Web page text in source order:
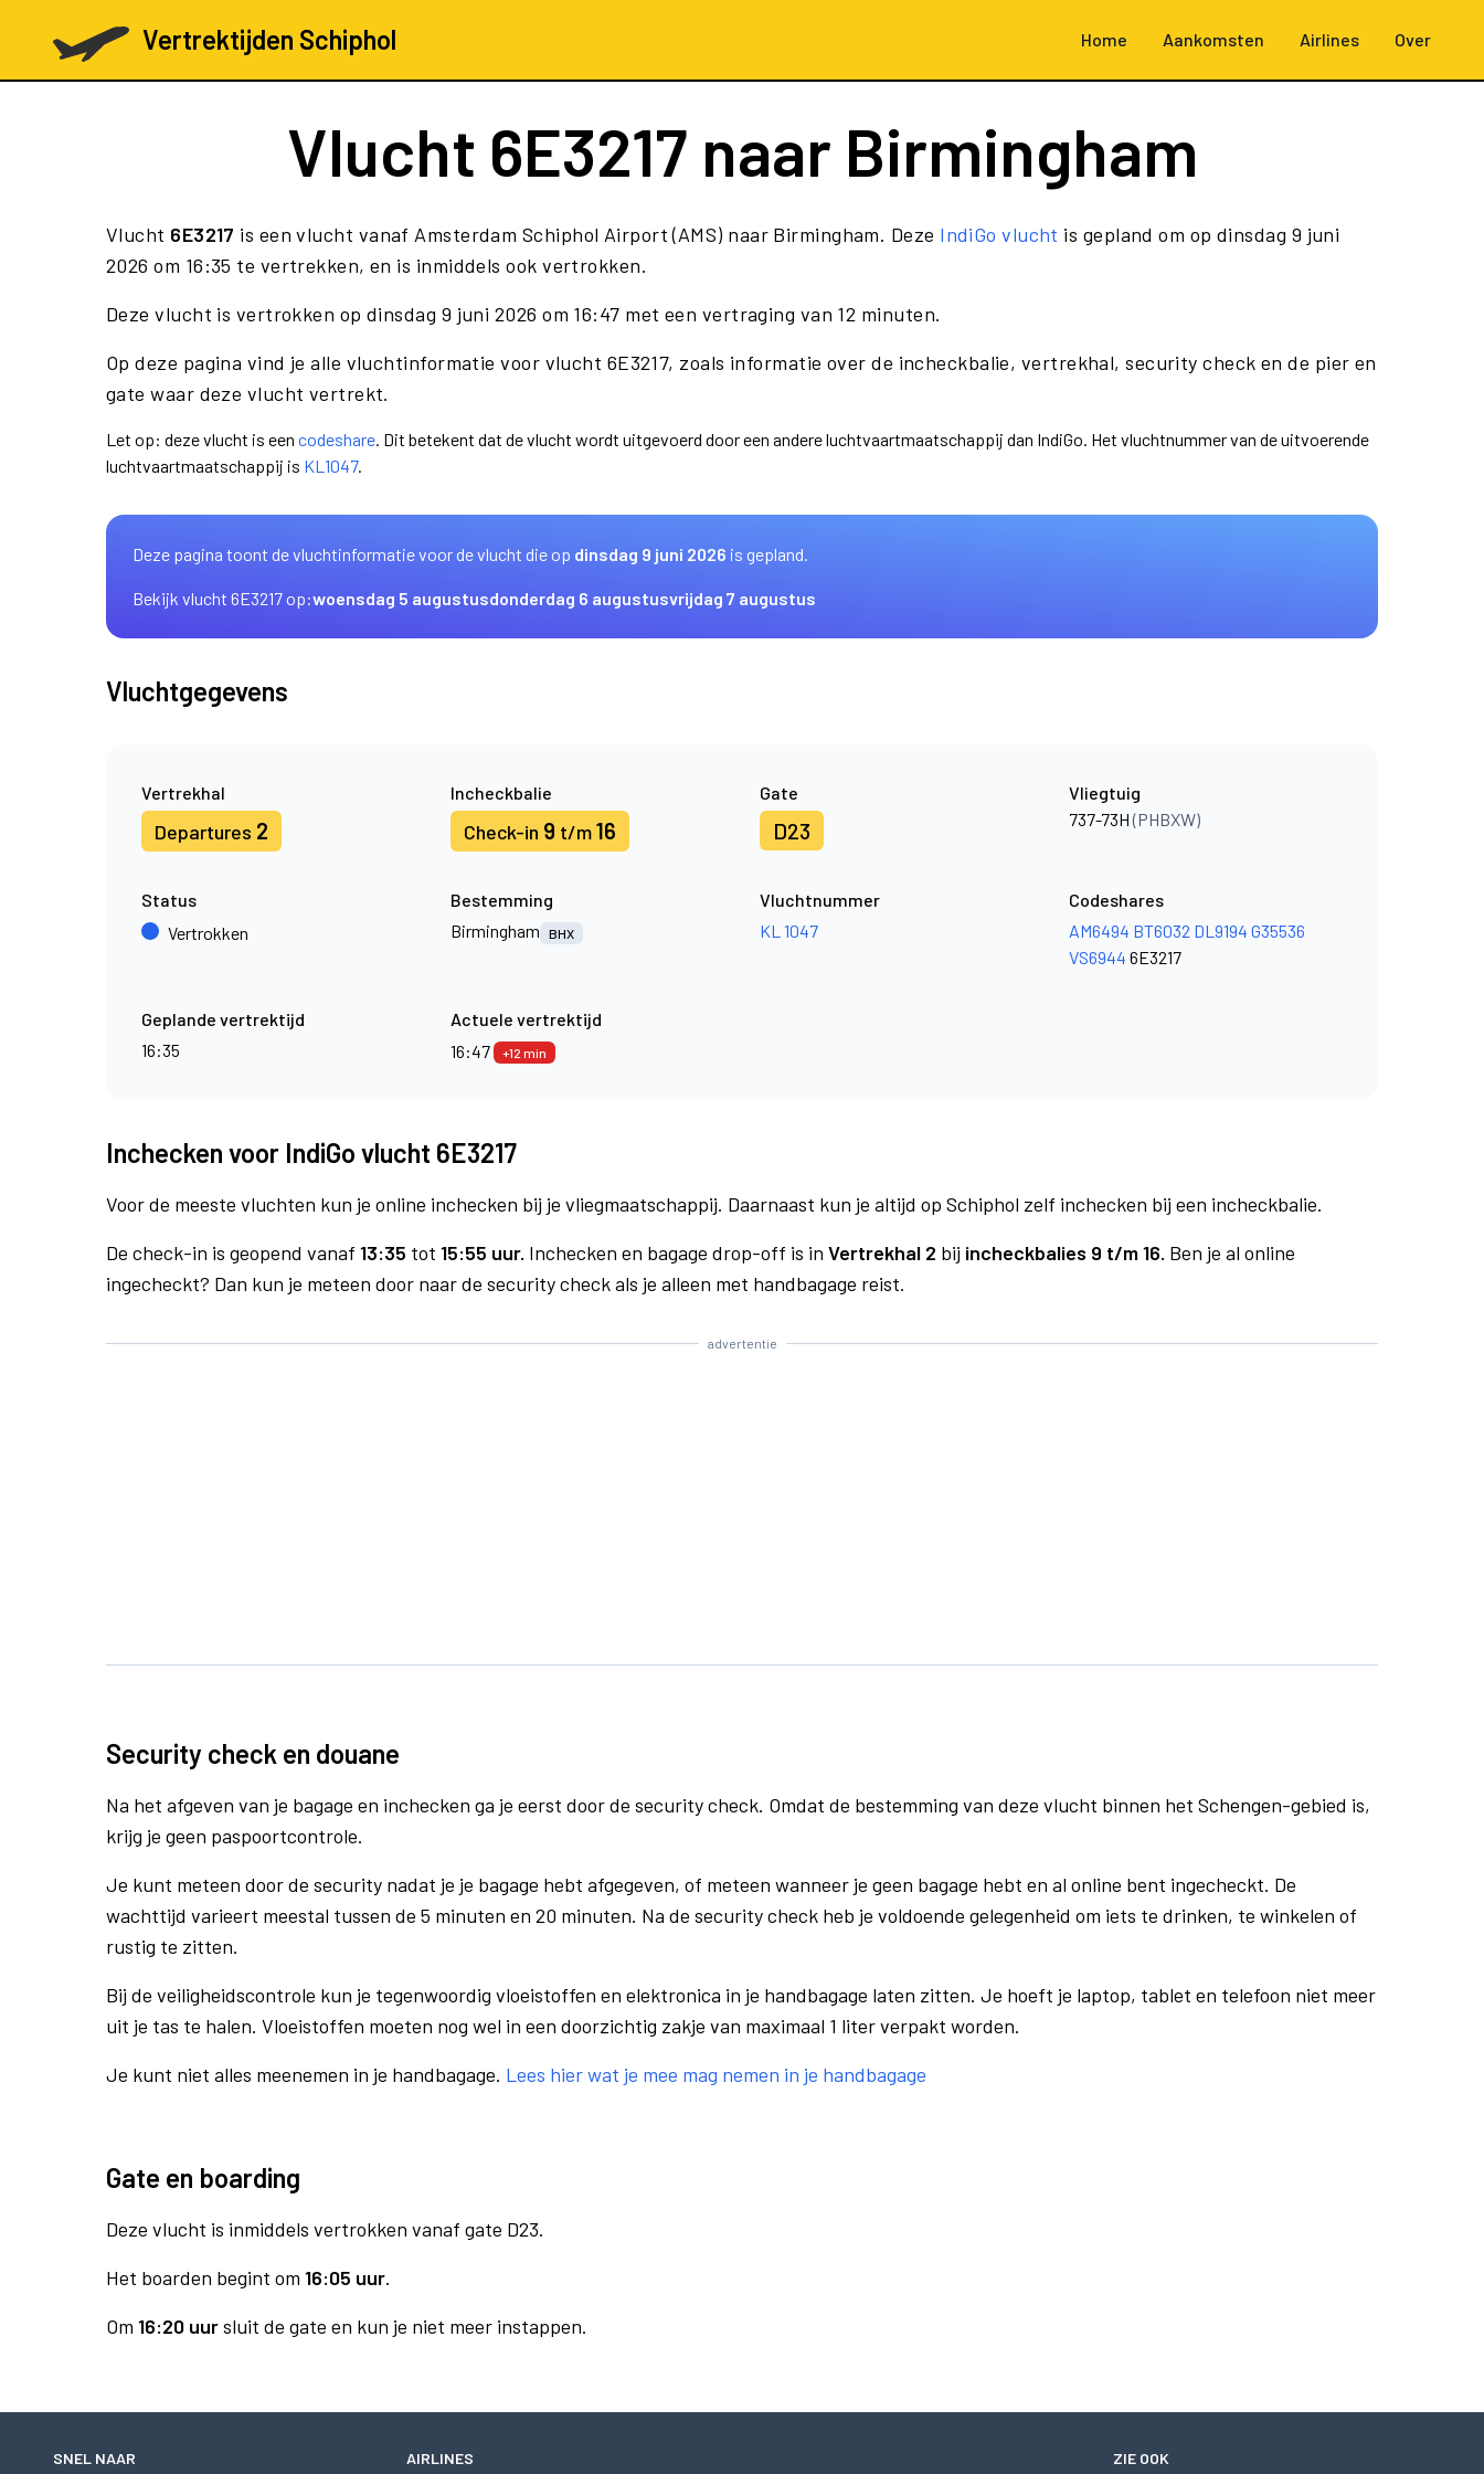
Vertrektijden Schiphol Home Aankomsten Airlines Over
Vlucht 6E3217 naar Birmingham
Vlucht 6E3217 is een vlucht vanaf Amsterdam Schiphol Airport (AMS) naar Birmingham. Deze IndiGo vlucht is gepland om op dinsdag 9 juni
2026 om 16:35 te vertrekken, en is inmiddels ook vertrokken.
Deze vlucht is vertrokken op dinsdag 9 juni 2026 om 16:47 met een vertraging van 12 minuten.
Op deze pagina vind je alle vluchtinformatie voor vlucht 6E3217, zoals informatie over de incheckbalie, vertrekhal, security check en de pier en
gate waar deze vlucht vertrekt.
Let op: deze vlucht is een codeshare. Dit betekent dat de vlucht wordt uitgevoerd door een andere luchtvaartmaatschappij dan IndiGo. Het vluchtnummer van de uitvoerende
luchtvaartmaatschappij is KL1047.
Deze pagina toont de vluchtinformatie voor de vlucht die op dinsdag 9 juni 2026 is gepland.
Bekijk vlucht 6E3217 op:woensdag 5 augustusdonderdag 6 augustusvrijdag 7 augustus
Vluchtgegevens
Vertrekhal
Departures 2
Incheckbalie
Check-in 9 t/m16
Gate
D23
Vliegtuig
737-73H(PHBXW)
Status
Vertrokken
Bestemming
Birmingham
BHX
Vluchtnummer
KL 1047
Codeshares
AM6494 BT6032 DL9194 G35536
VS6944 6E3217
Geplande vertrektijd
16:35
Actuele vertrektijd
16:47
+12 min
Inchecken voor IndiGo vlucht 6E3217
Voor de meeste vluchten kun je online inchecken bij je vliegmaatschappij. Daarnaast kun je altijd op Schiphol zelf inchecken bij een incheckbalie.
De check-in is geopend vanaf 13:35 tot 15:55 uur. Inchecken en bagage drop-off is in Vertrekhal 2 bij incheckbalies 9 t/m 16. Ben je al online
ingecheckt? Dan kun je meteen door naar de security check als je alleen met handbagage reist.
advertentie
Security check en douane
Na het afgeven van je bagage en inchecken ga je eerst door de security check. Omdat de bestemming van deze vlucht binnen het Schengen-gebied is,
krijg je geen paspoortcontrole.
Je kunt meteen door de security nadat je je bagage hebt afgegeven, of meteen wanneer je geen bagage hebt en al online bent ingecheckt. De
wachttijd varieert meestal tussen de 5 minuten en 20 minuten. Na de security check heb je voldoende gelegenheid om iets te drinken, te winkelen of
rustig te zitten.
Bij de veiligheidscontrole kun je tegenwoordig vloeistoffen en elektronica in je handbagage laten zitten. Je hoeft je laptop, tablet en telefoon niet meer
uit je tas te halen. Vloeistoffen moeten nog wel in een doorzichtig zakje van maximaal 1 liter verpakt worden.
Je kunt niet alles meenemen in je handbagage. Lees hier wat je mee mag nemen in je handbagage
Gate en boarding
Deze vlucht is inmiddels vertrokken vanaf gate D23.
Het boarden begint om 16:05 uur.
Om 16:20 uursluit de gate en kun je niet meer instappen.
SNEL NAAR AIRLINES ZIE OOK